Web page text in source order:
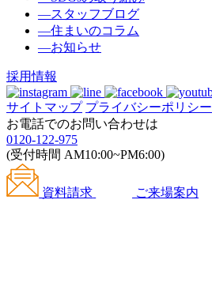
―スタッフブログ
―住まいのコラム
―お知らせ
採用情報
サイトマップ プライバシーポリシー
お電話でのお問い合わせは
0120-122-975
(受付時間 AM10:00~PM6:00)
資料請求 ご来場案内